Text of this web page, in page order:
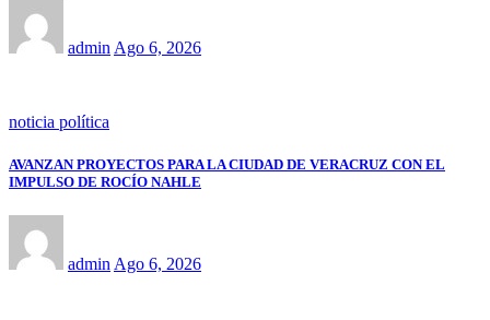
admin Ago 6, 2026
noticia política
AVANZAN PROYECTOS PARA LA CIUDAD DE VERACRUZ CON EL
IMPULSO DE ROCÍO NAHLE
admin Ago 6, 2026